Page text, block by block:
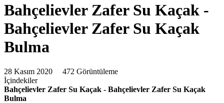
Bahçelievler Zafer Su Kaçak -
Bahçelievler Zafer Su Kaçak
Bulma
28 Kasım 2020 472 Görüntüleme
İçindekiler
Bahçelievler Zafer Su Kaçak - Bahçelievler Zafer Su Kaçak
Bulma